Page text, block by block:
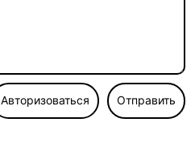
Авторизоваться Отправить